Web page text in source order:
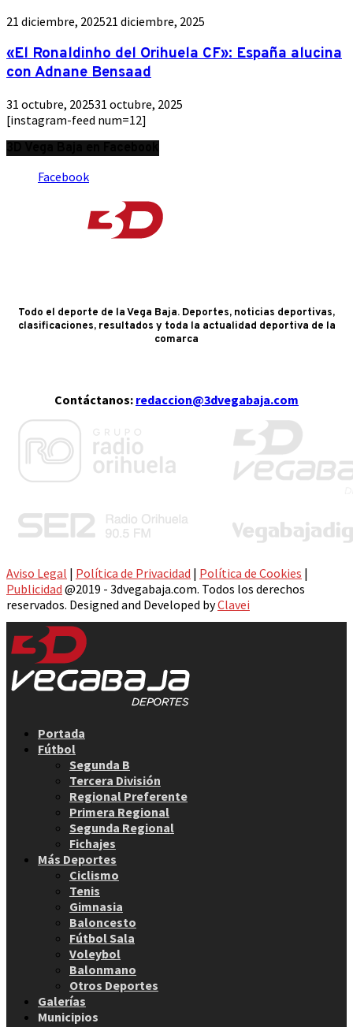
21 diciembre, 202521 diciembre, 2025
«El Ronaldinho del Orihuela CF»: España alucina
con Adnane Bensaad
31 octubre, 202531 octubre, 2025
[instagram-feed num=12]
Facebook
Todo el deporte de la Vega Baja. Deportes, noticias deportivas,
clasificaciones, resultados y toda la actualidad deportiva de la
comarca
Contáctanos: redaccion@3dvegabaja.com
Aviso Legal | Política de Privacidad | Política de Cookies |
Publicidad @2019 - 3dvegabaja.com. Todos los derechos
reservados. Designed and Developed byClavei
Portada
Fútbol
Segunda B
Tercera División
Regional Preferente
Primera Regional
Segunda Regional
Fichajes
Más Deportes
Ciclismo
Tenis
Gimnasia
Baloncesto
Fútbol Sala
Voleybol
Balonmano
Otros Deportes
Galerías
Municipios